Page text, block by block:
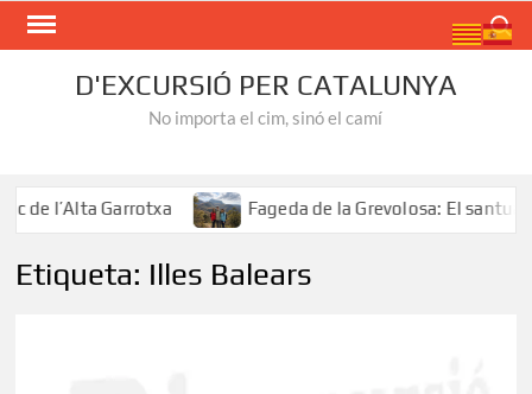
Skip
D'EXCURSIÓ PER CATALUNYA
No importa el cim, sinó el camí
l’Alta Garrotxa Fageda de la Grevolosa: El santuari
Etiqueta: Illes Balears